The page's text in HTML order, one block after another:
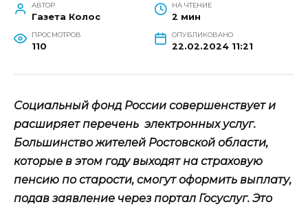
АВТОР
Газета Колос
НА ЧТЕНИЕ
2 мин
ПРОСМОТРОВ
110
ОПУБЛИКОВАНО
22.02.2024 11:21
Социальный фонд России совершенствует и
расширяет перечень электронных услуг.
Большинство жителей Ростовской области,
которые в этом году выходят на страховую
пенсию по старости, смогут оформить выплату,
подав заявление через портал Госуслуг. Это